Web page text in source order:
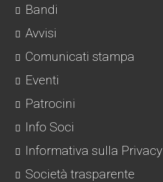
Bandi
Avvisi
Comunicati stampa
Eventi
Patrocini
Info Soci
Informativa sulla Privacy
Società trasparente